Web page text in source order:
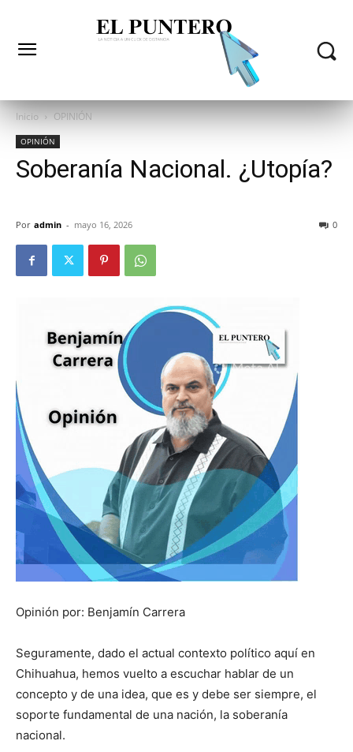
Inicio OPINIÓN
OPINIÓN
Soberanía Nacional. ¿Utopía?
Por admin - mayo 16, 2026 0
Opinión por: Benjamín Carrera
Seguramente, dado el actual contexto político aquí en
Chihuahua, hemos vuelto a escuchar hablar de un
concepto y de una idea, que es y debe ser siempre, el
soporte fundamental de una nación, la soberanía
nacional.